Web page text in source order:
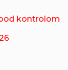
kontrolom